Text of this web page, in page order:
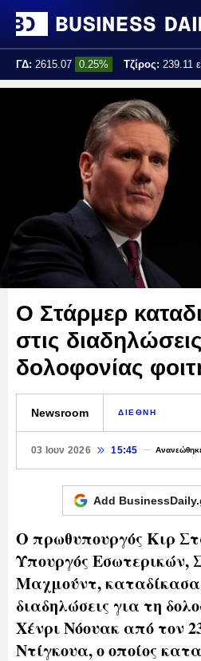
ΓΔ: 2615.07 0.25% Τζίρος: 239.11
Ο Στάρμερ
στις
δολοφονίας
Newsroom ΔΙΕΘΝΗ
03 Ιουν 2026 15:45
Add
Ο πρωθυπουργός Κιρ
Υπουργός
Μαχμούντ,
διαδηλώσεις για τη
Χένρι Νόουακ από τον
Ντίγκουα, ο οποίος